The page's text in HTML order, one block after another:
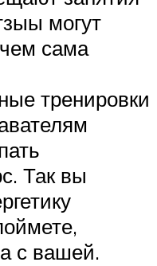
могут
сама
тренировки
Так вы
с вашей.